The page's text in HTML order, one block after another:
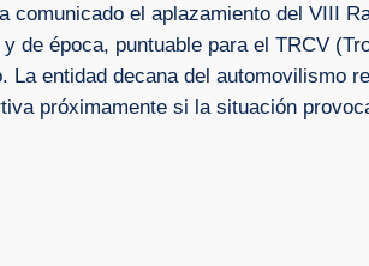
comunicado el aplazamiento del VIII
de época, puntuable para el TRCV
La entidad decana del automovilismo
próximamente si la situación